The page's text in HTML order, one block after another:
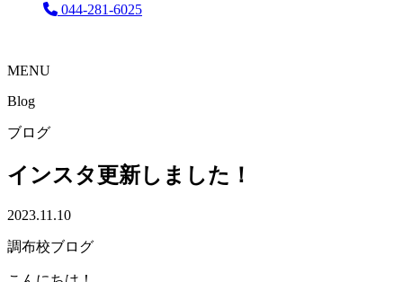
044-281-6025
MENU
Blog
ブログ
インスタ更新しました！
2023.11.10
調布校ブログ